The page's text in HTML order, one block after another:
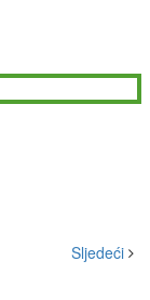
Sljedeći